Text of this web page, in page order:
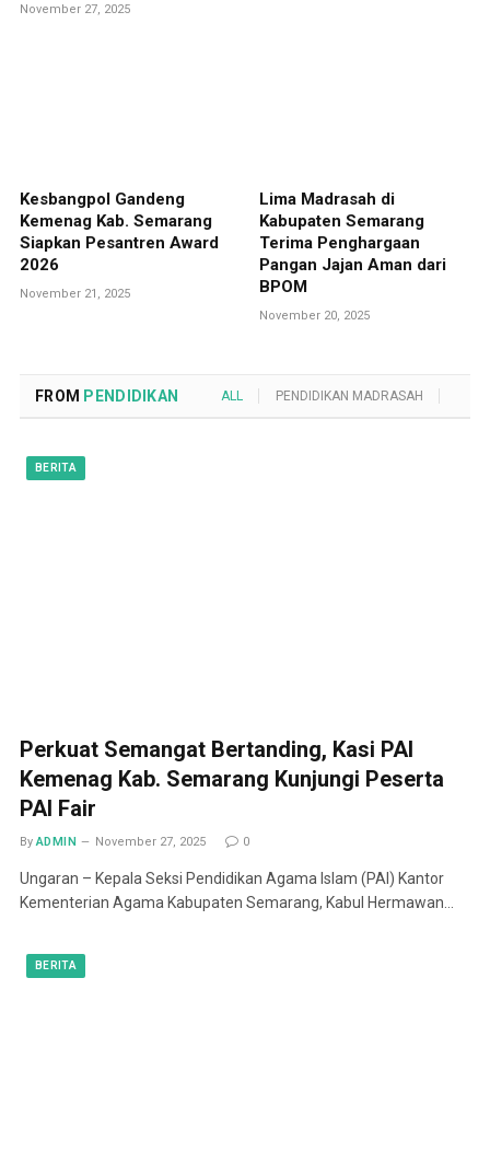
November 27, 2025
Kesbangpol Gandeng
Kemenag Kab. Semarang
Siapkan Pesantren Award
2026
November 21, 2025
Lima Madrasah di
Kabupaten Semarang
Terima Penghargaan
Pangan Jajan Aman dari
BPOM
November 20, 2025
FROM PENDIDIKAN ALL PENDIDIKAN MADRASAH
BERITA
Perkuat Semangat Bertanding, Kasi PAI
Kemenag Kab. Semarang Kunjungi Peserta
PAI Fair
By ADMIN November 27, 2025 0
Ungaran – Kepala Seksi Pendidikan Agama Islam (PAI) Kantor
Kementerian Agama Kabupaten Semarang, Kabul Hermawan…
BERITA